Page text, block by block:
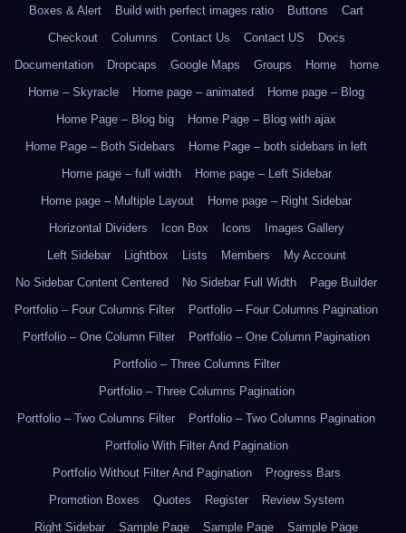
Boxes & Alert
Build with perfect images ratio Buttons
Cart
Checkout
Columns Contact Us Contact US
Docs
Documentation
Dropcaps Google Maps Groups Home
home
Home – Skyracle
Home page – animated
Home page – Blog
Home Page – Blog big
Home Page – Blog with ajax
Home Page – Both Sidebars
Home Page – both sidebars in left
Home page – full width
Home page – Left Sidebar
Home page – Multiple Layout
Home page – Right Sidebar
Horizontal Dividers
Icon Box Icons
Images Gallery
Left Sidebar
Lightbox Lists Members
My Account
No Sidebar Content Centered
No Sidebar Full Width
Page Builder
Portfolio – Four Columns Filter
Portfolio – Four Columns Pagination
Portfolio – One Column Filter
Portfolio – One Column Pagination
Portfolio – Three Columns Filter
Portfolio – Three Columns Pagination
Portfolio – Two Columns Filter
Portfolio – Two Columns Pagination
Portfolio With Filter And Pagination
Portfolio Without Filter And Pagination
Progress Bars
Promotion Boxes
Quotes Register
Review System
Right Sidebar
Sample Page Sample Page Sample Page